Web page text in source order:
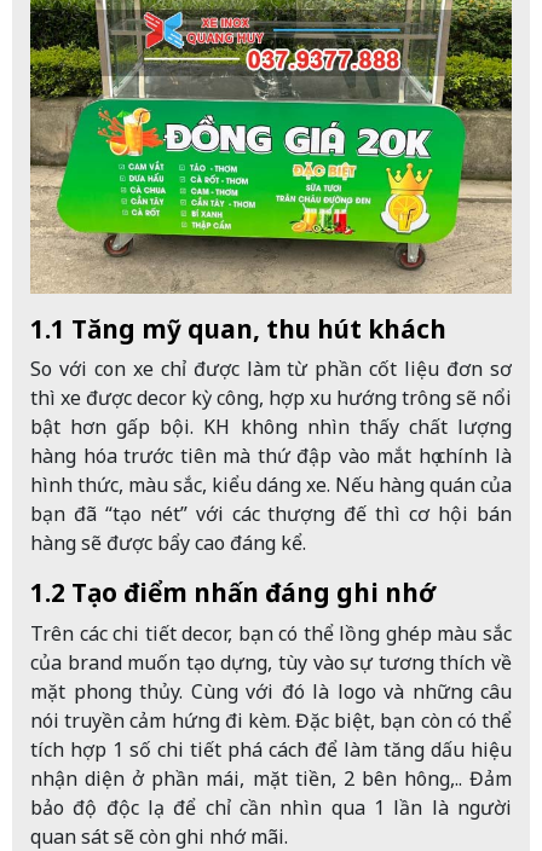
1.1 Tăng mỹ quan, thu hút khách
So với con xe chỉ được làm từ phần cốt liệu đơn sơ
thì xe được decor kỳ công, hợp xu hướng trông sẽ nổi
bật hơn gấp bội. KH không nhìn thấy chất lượng
hàng hóa trước tiên mà thứ đập vào mắt họ chính là
hình thức, màu sắc, kiểu dáng xe. Nếu hàng quán của
bạn đã “tạo nét” với các thượng đế thì cơ hội bán
hàng sẽ được bẩy cao đáng kể.
1.2 Tạo điểm nhấn đáng ghi nhớ
Trên các chi tiết decor, bạn có thể lồng ghép màu sắc
của brand muốn tạo dựng, tùy vào sự tương thích về
mặt phong thủy. Cùng với đó là logo và những câu
nói truyền cảm hứng đi kèm. Đặc biệt, bạn còn có thể
tích hợp 1 số chi tiết phá cách để làm tăng dấu hiệu
nhận diện ở phần mái, mặt tiền, 2 bên hông,.. Đảm
bảo độ độc lạ để chỉ cần nhìn qua 1 lần là người
quan sát sẽ còn ghi nhớ mãi.